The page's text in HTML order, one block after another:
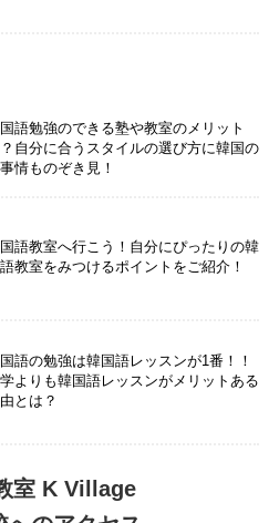
語勉強のできる塾や教室のメリット
自分に合うスタイルの選び方に韓国の
情ものぞき見！
語教室へ行こう！自分にぴったりの韓
教室をみつけるポイントをご紹介！
語の勉強は韓国語レッスンが1番！！
よりも韓国語レッスンがメリットある
とは？
室 K Village